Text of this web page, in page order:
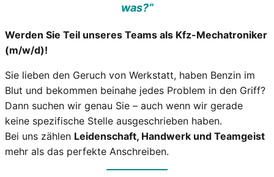
was?“
Werden Sie Teil unseres Teams als Kfz-Mechatroniker
(m/w/d)!
Sie lieben den Geruch von Werkstatt, haben Benzin im
Blut und bekommen beinahe jedes Problem in den Griff?
Dann suchen wir genau Sie – auch wenn wir gerade
keine spezifische Stelle ausgeschrieben haben.
Bei uns zählen Leidenschaft, Handwerk und Teamgeist
mehr als das perfekte Anschreiben.